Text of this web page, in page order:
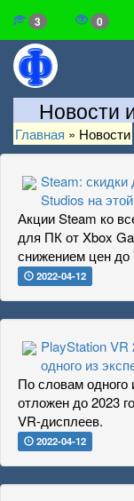
3 0
Новости
Главная » Новости
Steam:
Studios на
Акции Steam ко
для ПК от Xbox
снижением цен до
2022-04-12
PlayStation
одного из
По словам одного
отложен до 2023
VR-дисплеев.
2022-04-12